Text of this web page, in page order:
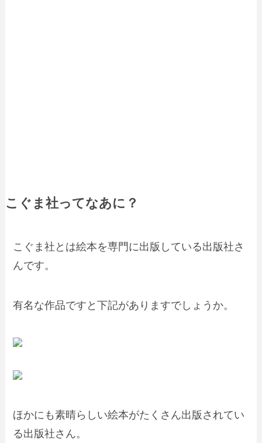
こぐま社ってなあに？
こぐま社とは絵本を専門に出版している出版社さ
んです。
有名な作品ですと下記がありますでしょうか。
ほかにも素晴らしい絵本がたくさん出版されてい
る出版社さん。